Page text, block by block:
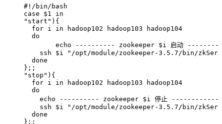
#!/bin/bash
case $1
in
" start " ) {
  for
i in hadoop102 hadoop103 hadoop104
  do
	echo
---------- zookeeper $i 启动
    ssh
$i " /opt/module/zookeeper-3.5.7/bin/
  done
};;
" stop " ){
  for
i in hadoop102 hadoop103 hadoop104
  do
    echo
---------- zookeeper $i 停止 ------------
    ssh
$i " /opt/module/zookeeper-3.5.7/bin/
  done
};;